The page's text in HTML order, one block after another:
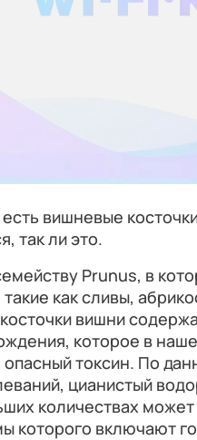
вишневые
так ли это.
Prunus, в
как сливы,
вишни
которое в
токсин. По
цианистый
количествах
которого включают